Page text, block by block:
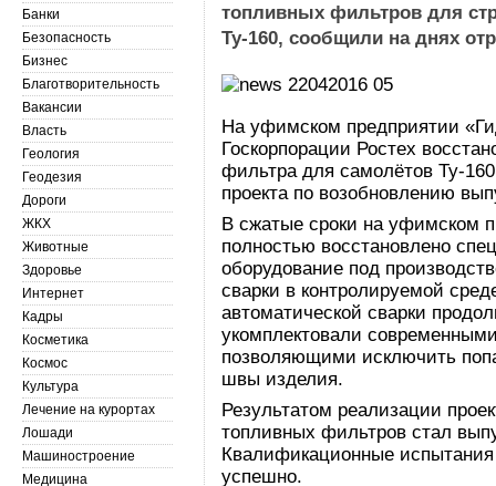
топливных фильтров для
Ту-160, сообщили на днях
На уфимском предприятии
Госкорпорации Ростех
фильтра для самолётов Ту-
проекта по возобновлению
В сжатые сроки на уфимском
полностью восстановлено
оборудование под
сварки в контролируемой
автоматической сварки
укомплектовали
позволяющими исключить
швы изделия.
Результатом реализации
топливных фильтров стал
Квалификационные
успешно.
Банки
Безопасность
Бизнес
Благотворительность
Вакансии
Власть
Геология
Геодезия
Дороги
ЖКХ
Животные
Здоровье
Интернет
Кадры
Косметика
Космос
Культура
Лечение на курортах
Лошади
Машиностроение
Медицина